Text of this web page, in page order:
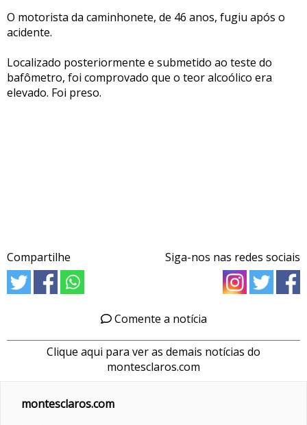
O motorista da caminhonete, de 46 anos, fugiu após o
acidente.
Localizado posteriormente e submetido ao teste do
bafômetro, foi comprovado que o teor alcoólico era
elevado. Foi preso.
Compartilhe Siga-nos nas redes sociais
Comente a notícia
Clique aqui para ver as demais notícias do
montesclaros.com
montesclaros.com